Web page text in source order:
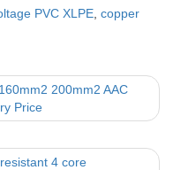
PVC XLPE copper
200mm2 AAC
Price
4 core